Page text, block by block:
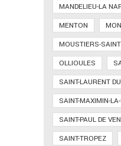
MANDELIEU-LA
MENTON
MOUSTIERS-
OLLIOULES
SAINT-LAURENT
SAINT-MAXIMIN-
SAINT-PAUL DE
SAINT-TROPEZ